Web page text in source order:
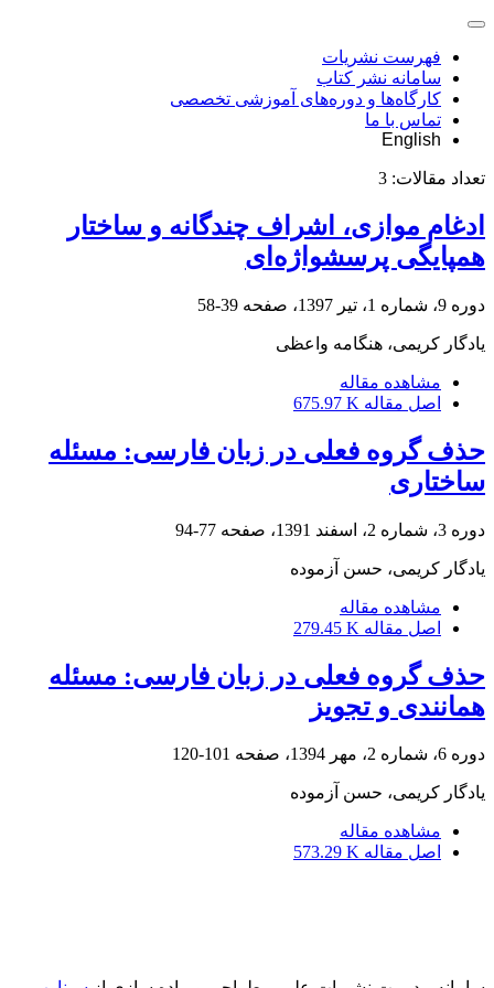
فهرست نشریات
سامانه نشر کتاب
کارگاه‌ها و دوره‌های آموزشی تخصصی
تماس با ما
English
تعداد مقالات: 3
ادغام موازی، اشراف چندگانه و ساختار
همپایگی پرسشواژه‌ای
دوره 9، شماره 1، تیر 1397، صفحه 39-58
یادگار کریمی، هنگامه واعظی
مشاهده مقاله
اصل مقاله 675.97 K
حذف گروه فعلی در زبان فارسی: مسئله
ساختاری
دوره 3، شماره 2، اسفند 1391، صفحه 77-94
یادگار کریمی، حسن آزموده
مشاهده مقاله
اصل مقاله 279.45 K
حذف گروه فعلی در زبان فارسی: مسئله
همانندی و تجویز
دوره 6، شماره 2، مهر 1394، صفحه 101-120
یادگار کریمی، حسن آزموده
مشاهده مقاله
اصل مقاله 573.29 K